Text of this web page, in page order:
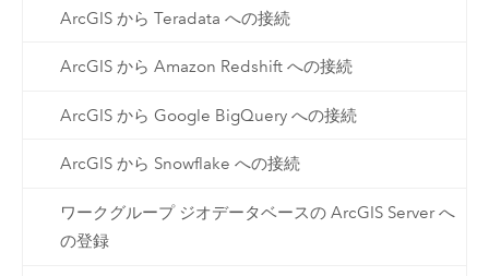
ArcGIS から Teradata への接続
ArcGIS から Amazon Redshift への接続
ArcGIS から Google BigQuery への接続
ArcGIS から Snowflake への接続
ワークグループ ジオデータベースの ArcGIS Server へ
の登録